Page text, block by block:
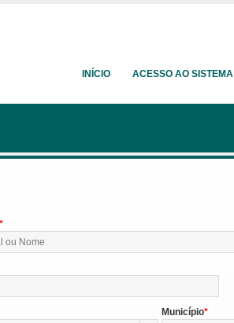
INÍCIO ACESSO AO SISTEMA
Município